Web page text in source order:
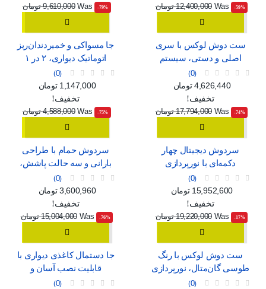
‎-59%
Was 12,400,000 تومان ‎-79%
Was 9,610,000 تومان
ست دوش لوکس با سری
اصلی و دستی، سیستم
فشار قوی و شلنگ بلند
0
قیمت عادی
قیمت
4,626,440 تومان
تخفیف!
‎-74%
Was 17,794,000 تومان
جا مسواکی و خمیردندان‌ریز
اتوماتیک دیواری، ۲ در ۱
0
قیمت عادی
قیمت
1,147,000 تومان
تخفیف!
‎-75%
Was 4,588,000 تومان
سردوش دیجیتال چهار
دکمه‌ای با نورپردازی
محیطی و رنگ خاکستری
0
قیمت عادی
قیمت
15,952,600 تومان
تخفیف!
‎-17%
Was 19,220,000 تومان
سردوش حمام با طراحی
بارانی و سه حالت پاشش،
مناسب برای خانواده
0
قیمت عادی
قیمت
3,600,960 تومان
تخفیف!
‎-76%
Was 15,004,000 تومان
ست دوش لوکس با رنگ
طوسی گان‌متال، نورپردازی
محیطی و نمایشگر دیجیتال
0
جا دستمال کاغذی دیواری با
قابلیت نصب آسان و
پنجره‌ی نمایش
0